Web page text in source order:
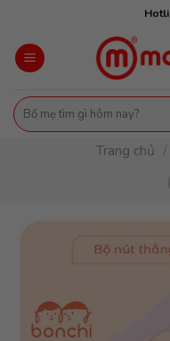
content
Tìm
kiếm:
Trang chủ /